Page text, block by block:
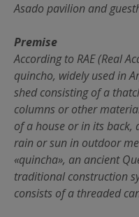
Asado pavilion and
Premise
According to RAE (Real
quincho, widely used in
shed consisting of a
columns or other
of a house or in its back,
rain or sun in outdoor
«quincha», an ancient
traditional construction
consists of a threaded